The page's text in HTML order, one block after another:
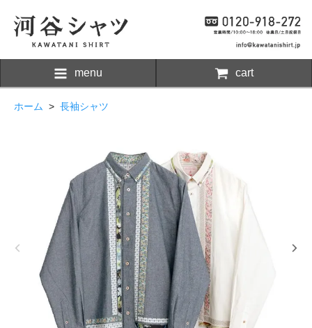
menu cart
ホーム > 長袖シャツ